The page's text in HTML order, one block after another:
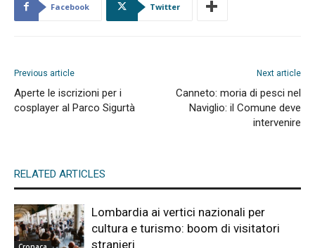
Facebook Twitter
Previous article
Aperte le iscrizioni per i
cosplayer al Parco Sigurtà
Next article
Canneto: moria di pesci nel
Naviglio: il Comune deve
intervenire
RELATED ARTICLES
Lombardia ai vertici nazionali per
cultura e turismo: boom di visitatori
stranieri